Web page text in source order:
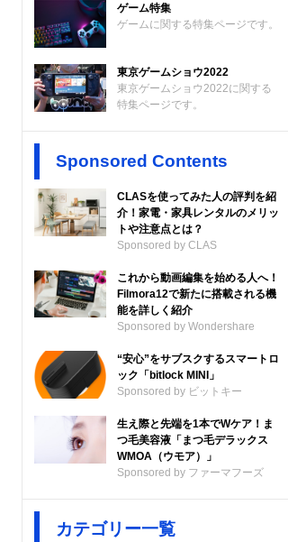
ゲーム特集
ゲームに関する特集ページです。
東京ゲームショウ2022
東京ゲームショウ2022に関する
特集ページです。
Sponsored Contents
CLASを使ってみた人の評判を紹
介！家電・家具レンタルのメリッ
トや注意点とは？
Sponsored by CLAS
これから動画編集を始める人へ！
Filmora12で新たに搭載される機
能を詳しく紹介
Sponsored by Wondershare
“安心”をサブスクするスマートロ
ック「bitlock MINI」
Sponsored by ビットキー
生え際と先端を1本でWケア！ま
つ毛美容液「まつ毛デラックス
WMOA（ウモア）」
Sponsored by ファーマフーズ
カテゴリー一覧